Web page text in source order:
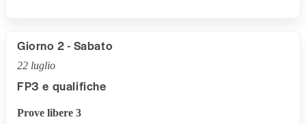
Giorno 2 - Sabato
22 luglio
FP3 e qualifiche
Prove libere 3